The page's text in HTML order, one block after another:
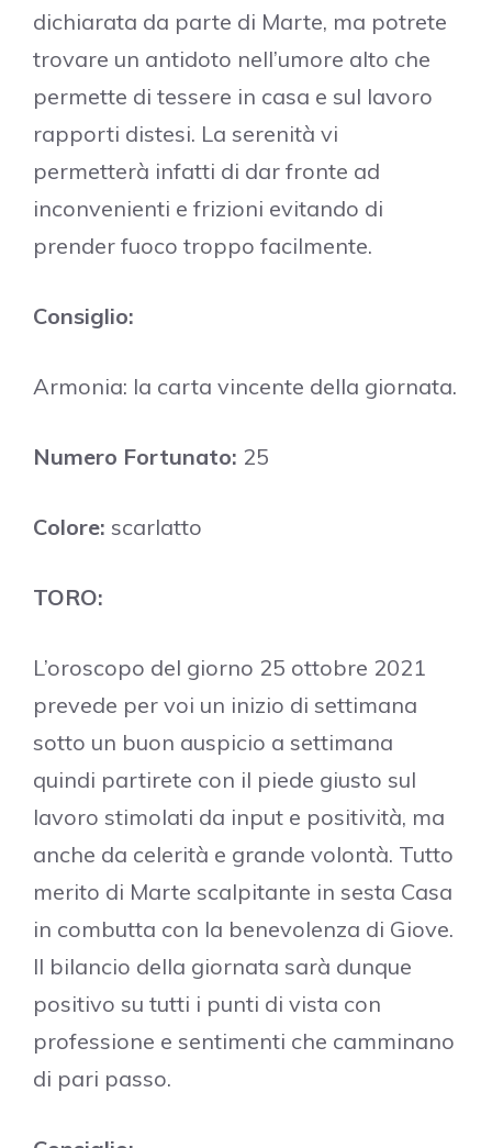
dichiarata da parte di Marte, ma potrete
trovare un antidoto nell’umore alto che
permette di tessere in casa e sul lavoro
rapporti distesi. La serenità vi
permetterà infatti di dar fronte ad
inconvenienti e frizioni evitando di
prender fuoco troppo facilmente.
Consiglio:
Armonia: la carta vincente della giornata.
Numero Fortunato: 25
Colore: scarlatto
TORO:
L’oroscopo del giorno 25 ottobre 2021
prevede per voi un inizio di settimana
sotto un buon auspicio a settimana
quindi partirete con il piede giusto sul
lavoro stimolati da input e positività, ma
anche da celerità e grande volontà. Tutto
merito di Marte scalpitante in sesta Casa
in combutta con la benevolenza di Giove.
Il bilancio della giornata sarà dunque
positivo su tutti i punti di vista con
professione e sentimenti che camminano
di pari passo.